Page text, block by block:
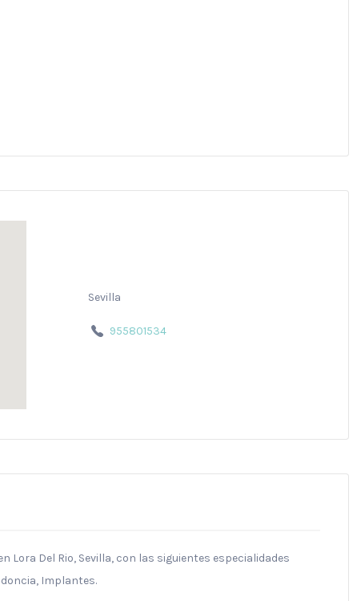
Sevilla
955801534
Lora Del Rio, Sevilla, con las siguientes especialidades
Implantes.